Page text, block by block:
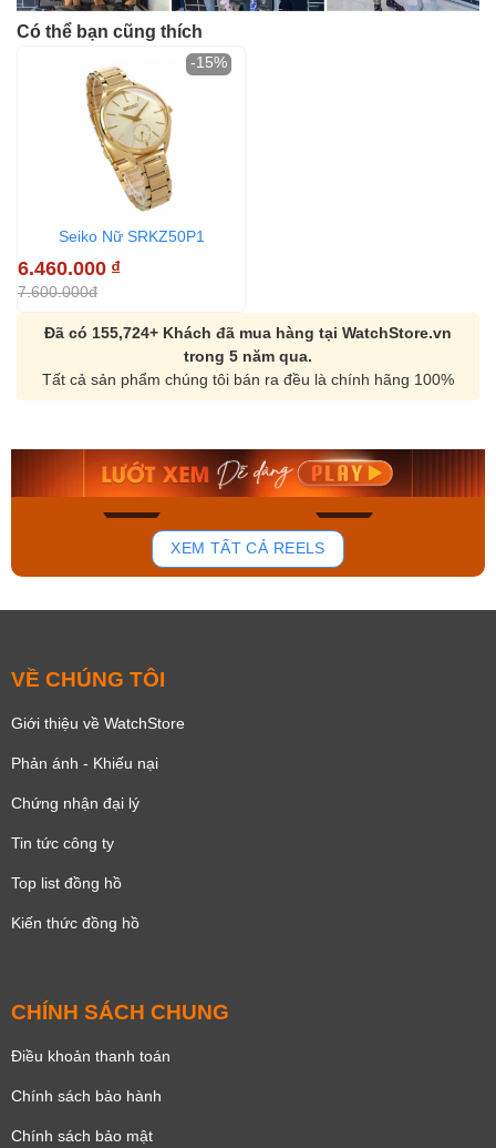
Có thể bạn cũng thích
Seiko Nữ SRKZ50P1
6.460.000 ₫
7.600.000đ
-15%
Đã có 155,724+ Khách đã mua hàng tại WatchStore.vn
trong 5 năm qua.
Tất cả sản phẩm chúng tôi bán ra đều là chính hãng 100%
179
Orient Nam RA-
Mua ngay
Casio Nam MTS-
Mua ngay
XEM TẤT CẢ REELS
VỀ CHÚNG TÔI
Giới thiệu về WatchStore
Phản ánh - Khiếu nại
Chứng nhận đại lý
Tin tức công ty
Top list đồng hồ
Kiến thức đồng hồ
CHÍNH SÁCH CHUNG
Điều khoản thanh toán
Chính sách bảo hành
Chính sách bảo mật